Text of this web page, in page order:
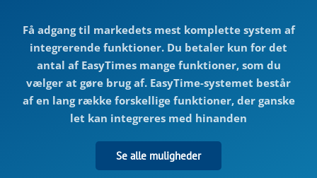
Få adgang til markedets mest komplette system af
integrerende funktioner. Du betaler kun for det
antal af EasyTimes mange funktioner, som du
vælger at gøre brug af. EasyTime-systemet består
af en lang række forskellige funktioner, der ganske
let kan integreres med hinanden
Se alle muligheder